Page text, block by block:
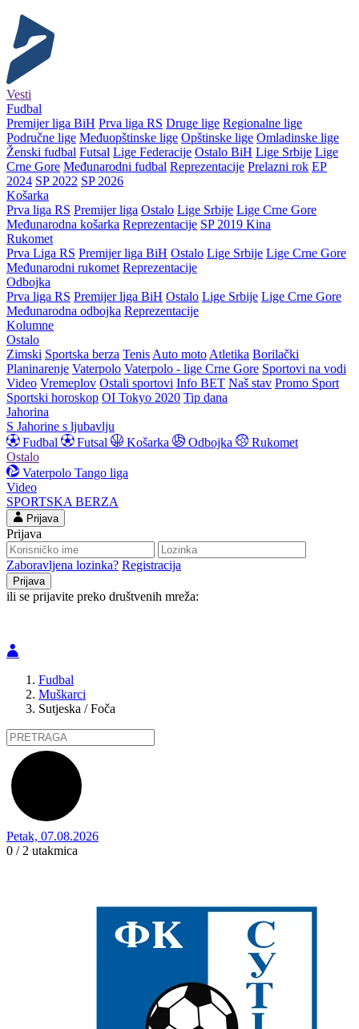
Vesti
Fudbal
Premijer liga BiH Prva liga RS Druge lige Regionalne lige
Područne lige Međuopštinske lige Opštinske lige Omladinske lige
Ženski fudbal Futsal Lige Federacije Ostalo BiH Lige Srbije Lige
Crne Gore Međunarodni fudbal Reprezentacije Prelazni rok EP
2024 SP 2022 SP 2026
Košarka
Prva liga RS Premijer liga Ostalo Lige Srbije Lige Crne Gore
Međunarodna košarka Reprezentacije SP 2019 Kina
Rukomet
Prva Liga RS Premijer liga BiH Ostalo Lige Srbije Lige Crne Gore
Međunarodni rukomet Reprezentacije
Odbojka
Prva liga RS Premijer liga BiH Ostalo Lige Srbije Lige Crne Gore
Međunarodna odbojka Reprezentacije
Kolumne
Ostalo
Zimski Sportska berza Tenis Auto moto Atletika Borilački
Planinarenje Vaterpolo Vaterpolo - lige Crne Gore Sportovi na vodi
Video Vremeplov Ostali sportovi Info BET Naš stav Promo Sport
Sportski horoskop OI Tokyo 2020 Tip dana
Jahorina
S Jahorine s ljubavlju
Fudbal
Futsal Košarka Odbojka
Rukomet
Ostalo
Vaterpolo Tango liga
Video
SPORTSKA BERZA
Prijava
Prijava
Zaboravljena lozinka? Registracija
ili se prijavite preko društvenih mreža:
Fudbal
Muškarci
Sutjeska / Foča
Petak, 07.08.2026
0 / 2 utakmica